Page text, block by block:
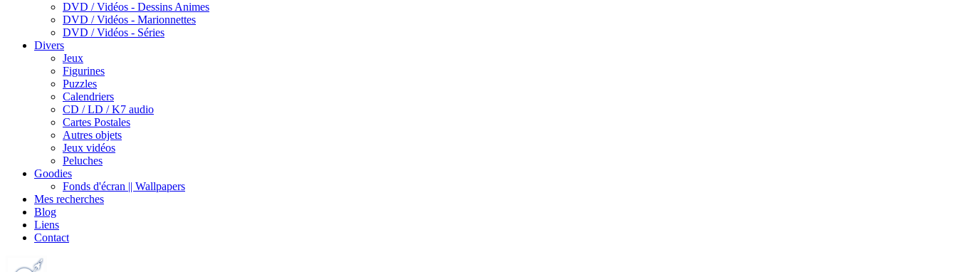
DVD / Vidéos - Dessins Animes
DVD / Vidéos - Marionnettes
DVD / Vidéos - Séries
Divers
Jeux
Figurines
Puzzles
Calendriers
CD / LD / K7 audio
Cartes Postales
Autres objets
Jeux vidéos
Peluches
Goodies
Fonds d'écran || Wallpapers
Mes recherches
Blog
Liens
Contact